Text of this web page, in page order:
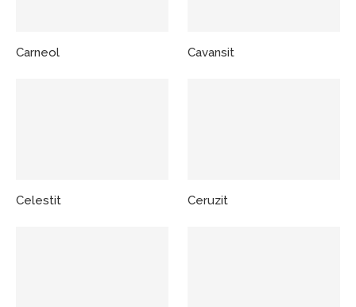
Carneol Cavansit
Celestit Ceruzit